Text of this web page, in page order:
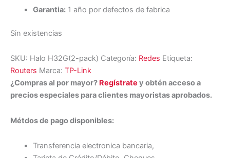
Garantia:1 año por defectos de fabrica
Sin existencias
SKU: Halo H32G(2-pack) Categoría: Redes Etiqueta:
Routers Marca: TP-Link
¿Compras al por mayor? Regístrate y obtén acceso a
precios especiales para clientes mayoristas aprobados.
Métdos de pago disponibles:
Transferencia electronica bancaria,